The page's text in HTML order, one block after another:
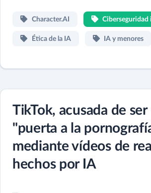
Character.AI Ciberseguridad
Ética de la IA IA y menores
TikTok, acusada de ser
"puerta a la
mediante vídeos de
hechos por IA